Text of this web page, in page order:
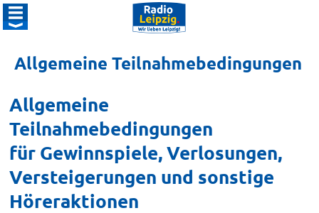
Allgemeine Teilnahmebedingungen
Allgemeine
Teilnahmebedingungen
für Gewinnspiele, Verlosungen,
Versteigerungen und sonstige
Höreraktionen